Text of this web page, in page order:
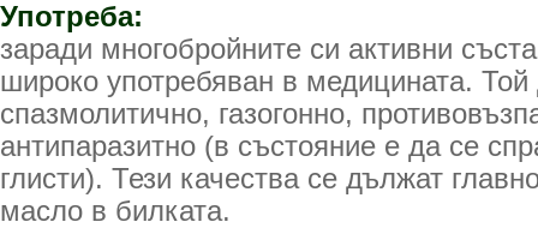
Употреба:
заради многобройните си активни
широко употребяван в медицината. Той
спазмолитично, газогонно,
антипаразитно (в състояние е да се
глисти). Тези качества се дължат
масло в билката.